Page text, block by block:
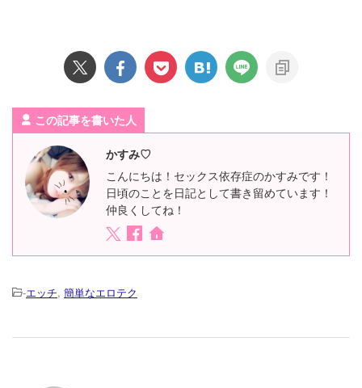
この記事を書いた人
かすみ♡
こんにちは！セックス依存症のかすみです！
日頃のことを日記として書き留めています！
仲良くしてね！
-エッチ, 簡単なエロテク